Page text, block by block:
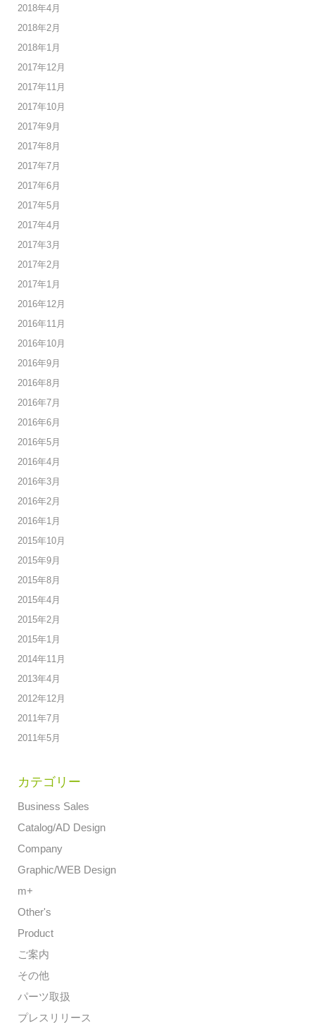
2018年4月
2018年2月
2018年1月
2017年12月
2017年11月
2017年10月
2017年9月
2017年8月
2017年7月
2017年6月
2017年5月
2017年4月
2017年3月
2017年2月
2017年1月
2016年12月
2016年11月
2016年10月
2016年9月
2016年8月
2016年7月
2016年6月
2016年5月
2016年4月
2016年3月
2016年2月
2016年1月
2015年10月
2015年9月
2015年8月
2015年4月
2015年2月
2015年1月
2014年11月
2013年4月
2012年12月
2011年7月
2011年5月
カテゴリー
Business Sales
Catalog/AD Design
Company
Graphic/WEB Design
m+
Other's
Product
ご案内
その他
パーツ取扱
プレスリリース